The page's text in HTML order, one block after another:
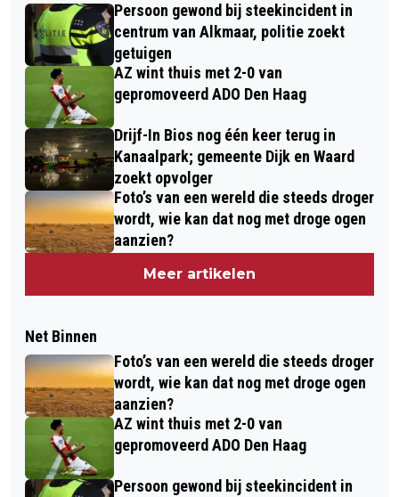
Persoon gewond bij steekincident in
centrum van Alkmaar, politie zoekt
getuigen
AZ wint thuis met 2-0 van
gepromoveerd ADO Den Haag
Drijf-In Bios nog één keer terug in
Kanaalpark; gemeente Dijk en Waard
zoekt opvolger
Foto’s van een wereld die steeds droger
wordt, wie kan dat nog met droge ogen
aanzien?
Meer artikelen
Net Binnen
Foto’s van een wereld die steeds droger
wordt, wie kan dat nog met droge ogen
aanzien?
AZ wint thuis met 2-0 van
gepromoveerd ADO Den Haag
Persoon gewond bij steekincident in